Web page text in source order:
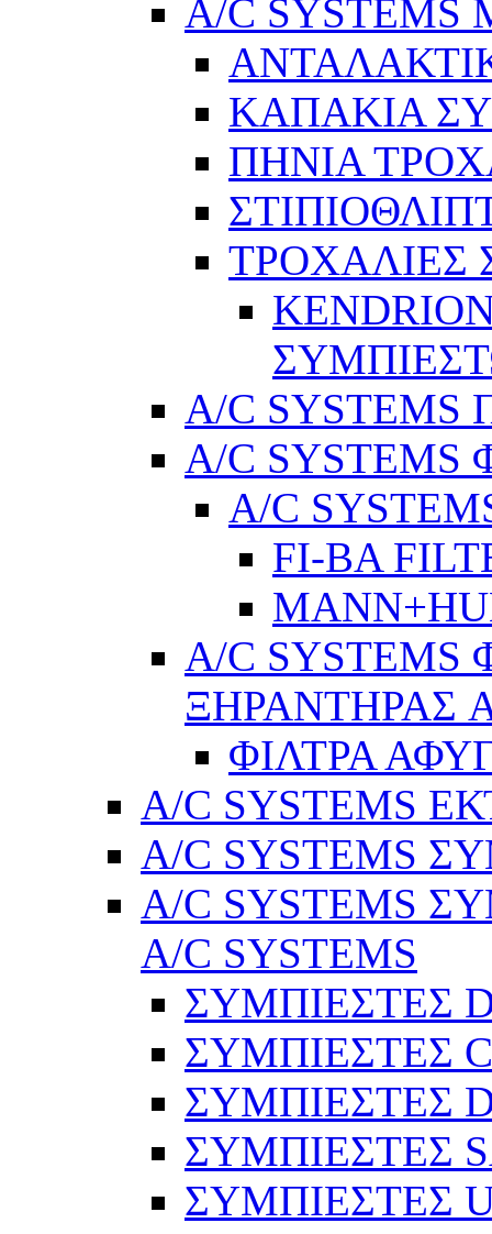
A/C SYSTEMS
ΚΑΠΑΚΙΑ
ΠΗΝΙΑ
ΤΡΟΧΑΛΙΕΣ
A/C SYSTEMS
A/C
A/C
FI-BA
A/C
ΞΗΡΑΝΤΗΡΑΣ
ΦΙΛΤΡΑ
A/C SYSTEMS
A/C SYSTEMS
A/C SYSTEMS
A/C SYSTEMS
ΣΥΜΠΙΕΣΤΕΣ
ΣΥΜΠΙΕΣΤΕΣ
ΣΥΜΠΙΕΣΤΕΣ
ΣΥΜΠΙΕΣΤΕΣ
ΣΥΜΠΙΕΣΤΕΣ